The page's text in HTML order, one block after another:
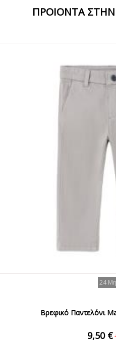
ΠΡΟΙΟΝΤΑ ΣΤΗΝ
24
Βρεφικό Παντελόνι
9,50 €